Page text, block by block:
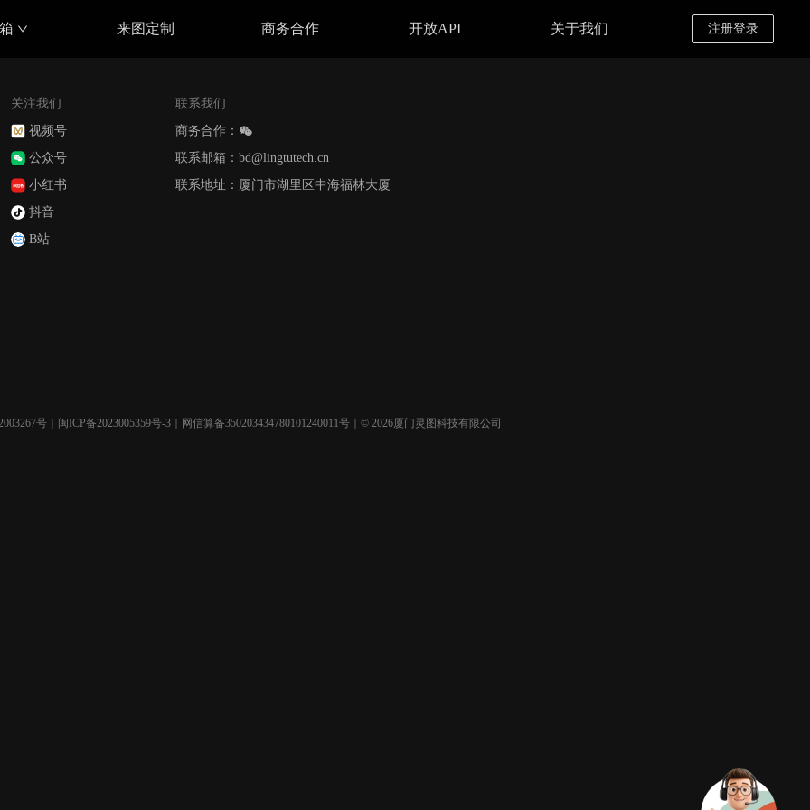
来图定制 商务合作 开放API 关于我们 注册登录
关注我们
视频号
公众号
小红书
抖音
B站
联系我们
商务合作：
联系邮箱：bd@lingtutech.cn
联系地址：厦门市湖里区中海福林大厦
号 闽ICP备2023005359号-3 ｜网信算备350203434780101240011号｜© 2026厦门灵图科技有限公司